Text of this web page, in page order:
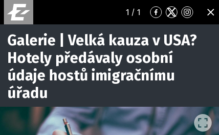
1 / 1
Přejít
na
Facebook
Přejít
na
Twitter
Přejít
na
Galerie | Velká kauza v USA?
Hotely předávaly osobní
údaje hostů imigračnímu
úřadu